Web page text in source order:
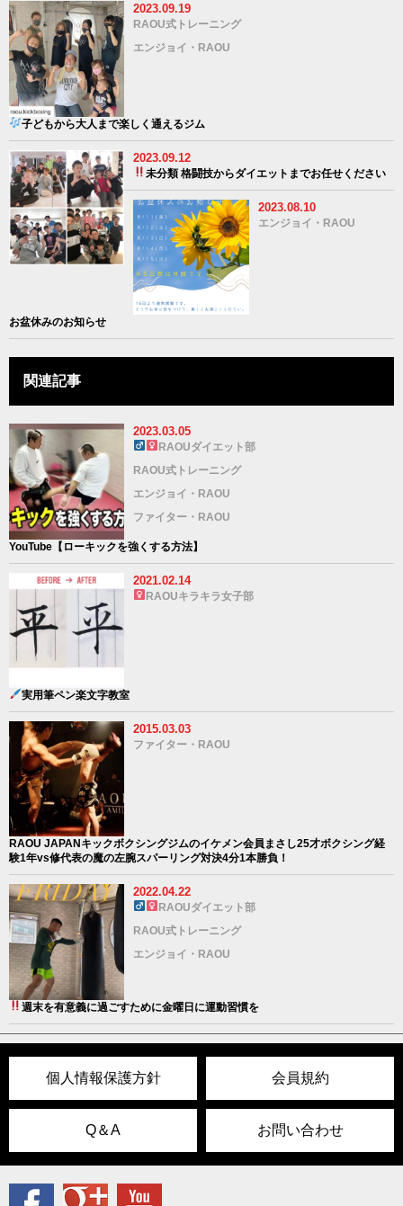
2023.09.19
RAOU式トレーニング
エンジョイ・RAOU
子どもから大人まで楽しく通えるジム
2023.09.12
未分類格闘技からダイエットまでお任せください
2023.08.10
エンジョイ・RAOU
お盆休みのお知らせ
関連記事
2023.03.05
RAOUダイエット部
RAOU式トレーニング
エンジョイ・RAOU
ファイター・RAOU
YouTube【ローキックを強くする方法】
2021.02.14
RAOUキラキラ女子部
実用筆ペン楽文字教室
2015.03.03
ファイター・RAOU
RAOU JAPANキックボクシングジムのイケメン会員まさし25才ボクシング経
験1年vs修代表の魔の左腕スパーリング対決4分1本勝負！
2022.04.22
RAOUダイエット部
RAOU式トレーニング
エンジョイ・RAOU
週末を有意義に過ごすために金曜日に運動習慣を
個人情報保護方針 会員規約
Q＆A お問い合わせ